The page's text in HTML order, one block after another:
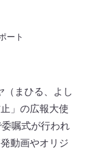
ート
（まひる、よし
」の広報大使
嘱式が行われ
動画やオリジ